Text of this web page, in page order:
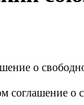
соглашение о